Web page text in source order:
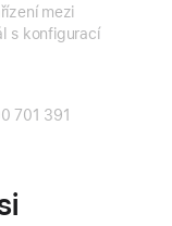
mezi
s konfigurací
701 391